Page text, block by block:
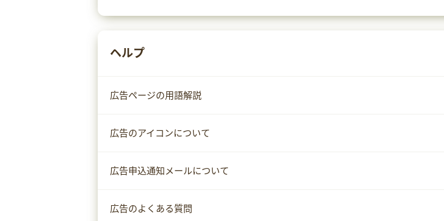
ヘルプ
広告ページの用語解説
広告のアイコンについて
広告申込通知メールについて
広告のよくある質問